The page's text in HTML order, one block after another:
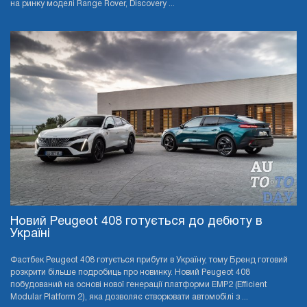
на ринку моделі Range Rover, Discovery ...
Новий Peugeot 408 готується до дебюту в
Україні
Фастбек Peugeot 408 готується прибути в Україну, тому Бренд готовий
розкрити більше подробиць про новинку. Новий Peugeot 408
побудований на основі нової генерації платформи EMP2 (Efficient
Modular Platform 2), яка дозволяє створювати автомобілі з ...